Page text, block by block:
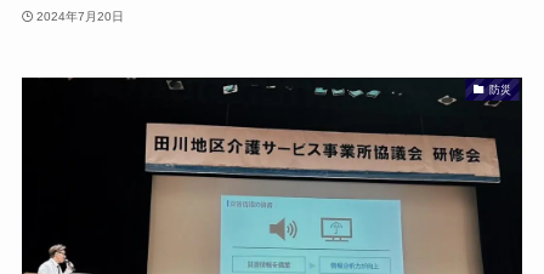
2024年7月20日
防災